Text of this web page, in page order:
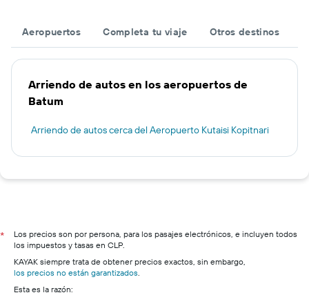
Aeropuertos Completa tu viaje Otros destinos
Arriendo de autos en los aeropuertos de
Batum
Arriendo de autos cerca del Aeropuerto Kutaisi Kopitnari
*
Los precios son por persona, para los pasajes electrónicos, e incluyen todos
los impuestos y tasas en CLP.
KAYAK siempre trata de obtener precios exactos, sin embargo,
los precios no están garantizados
Esta es la razón: